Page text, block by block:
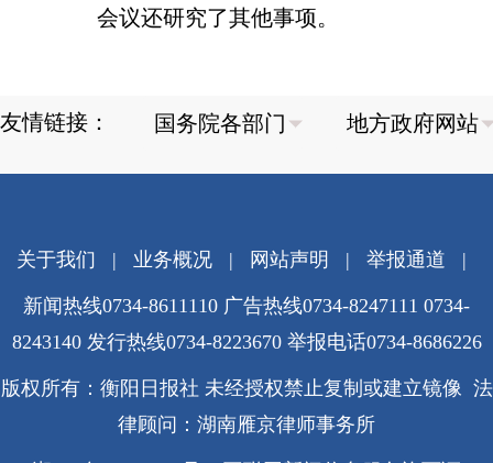
会议还研究了其他事项。
友情链接：
关于我们 | 业务概况| 网站声明 | 举报通道 |
新闻热线0734-8611110 广告热线0734-8247111 0734-
8243140 发行热线0734-8223670 举报电话0734-8686226
版权所有：衡阳日报社 未经授权禁止复制或建立镜像 法
律顾问：湖南雁京律师事务所